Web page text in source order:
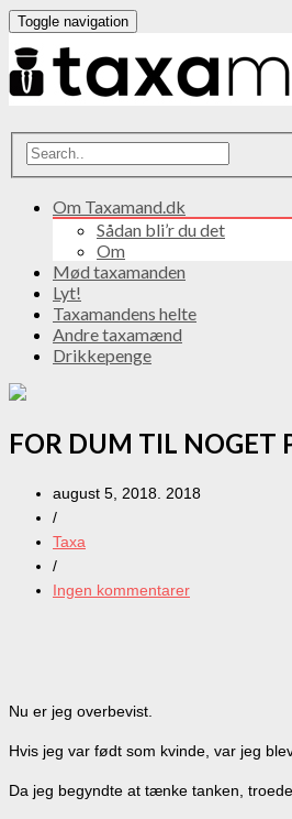
Toggle navigation
Om Taxamand.dk
Sådan bli’r du det
Om
Mød taxamanden
Lyt!
Taxamandens helte
Andre taxamænd
Drikkepenge
FOR DUM TIL NOGET
august 5, 2018. 2018
/
Taxa
/
Ingen kommentarer
Nu er jeg overbevist.
Hvis jeg var født som kvinde, var jeg
Da jeg begyndte at tænke tanken,